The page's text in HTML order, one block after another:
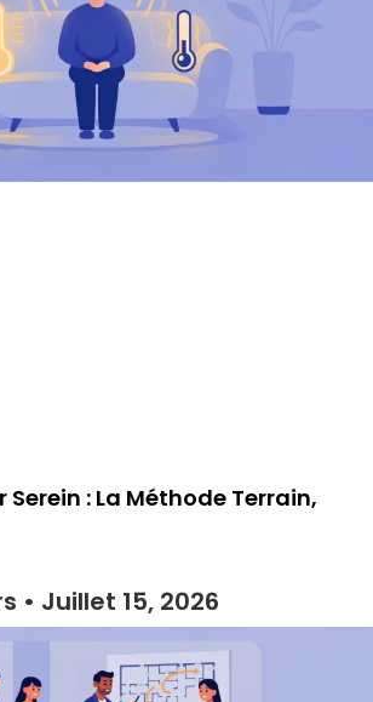
: La Méthode Terrain,
Juillet 15, 2026